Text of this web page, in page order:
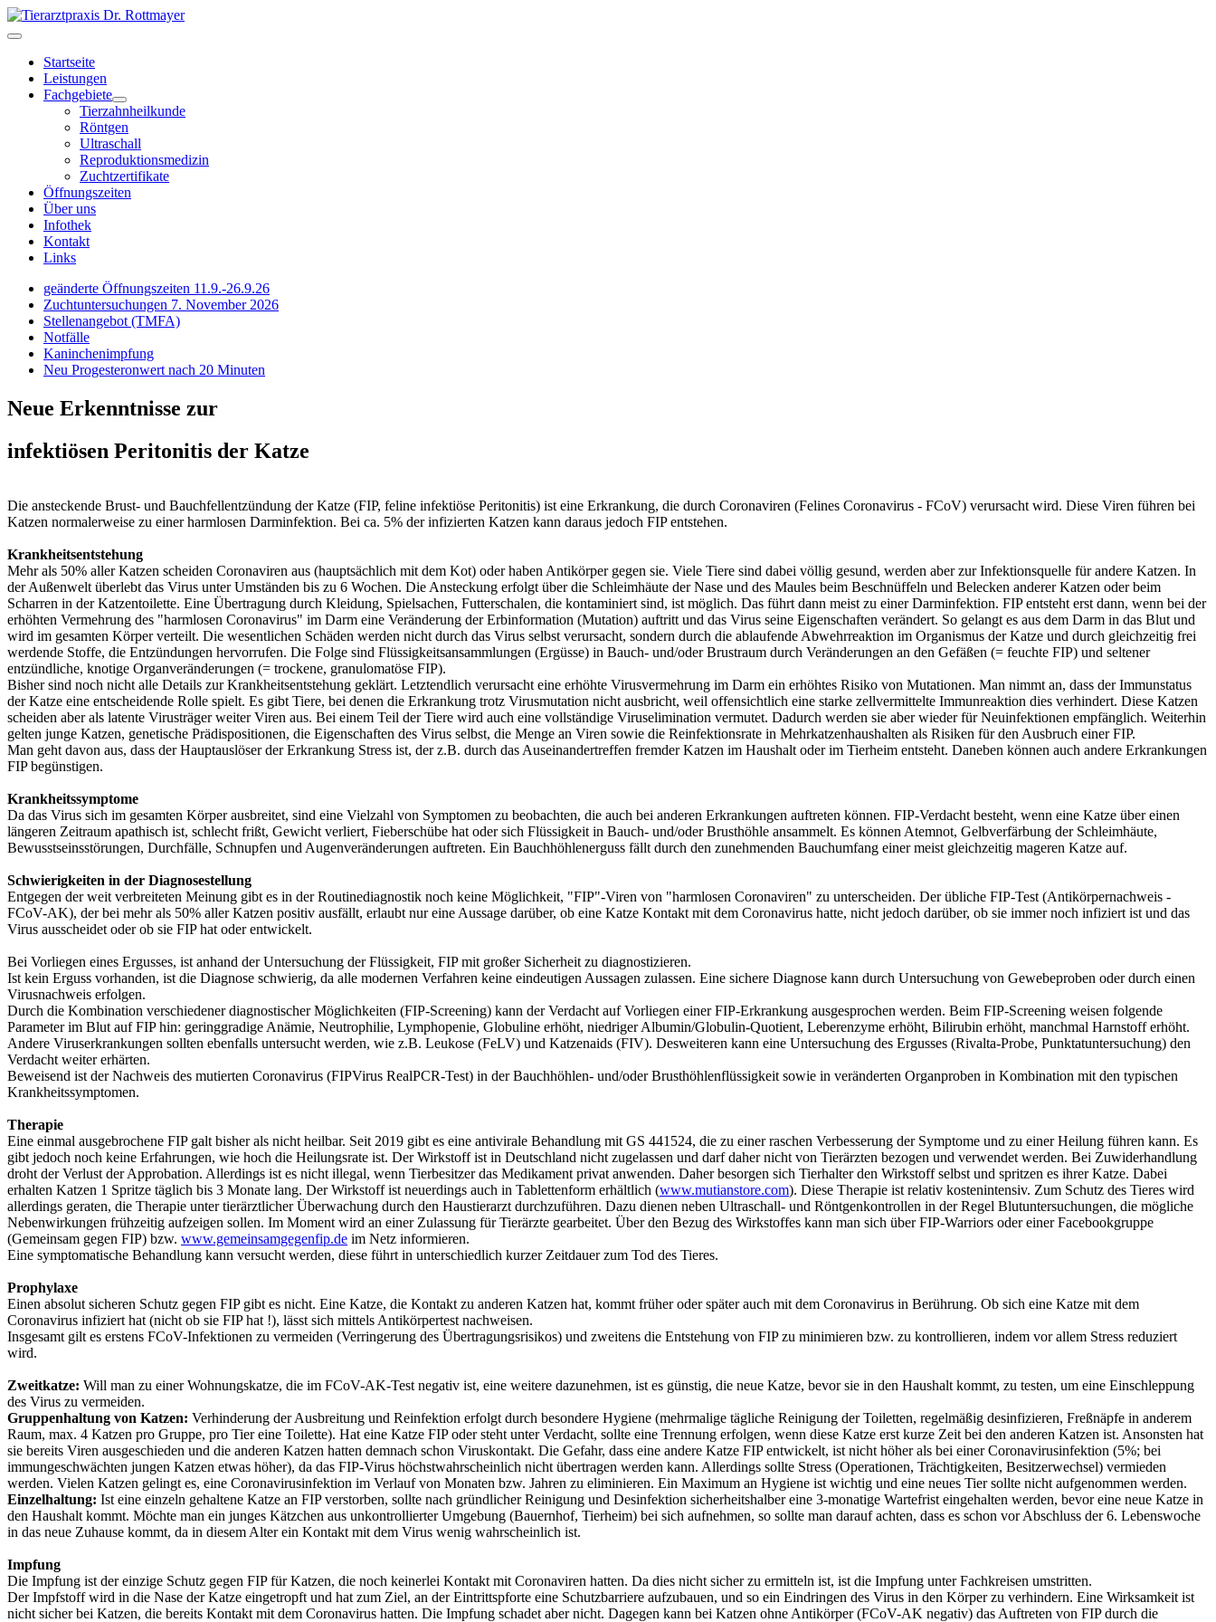
Startseite
Leistungen
Fachgebiete
Tierzahnheilkunde
Röntgen
Ultraschall
Reproduktionsmedizin
Zuchtzertifikate
Öffnungszeiten
Über uns
Infothek
Kontakt
Links
geänderte Öffnungszeiten 11.9.-26.9.26
Zuchtuntersuchungen 7. November 2026
Stellenangebot (TMFA)
Notfälle
Kaninchenimpfung
Neu Progesteronwert nach 20 Minuten
Neue Erkenntnisse zur
infektiösen Peritonitis der Katze
Die ansteckende Brust- und Bauchfellentzündung der Katze (FIP, feline infektiöse Peritonitis) ist eine Erkrankung, die durch Coronaviren (Felines Coronavirus - FCoV) verursacht wird. Diese Viren führen bei
Katzen normalerweise zu einer harmlosen Darminfektion. Bei ca. 5% der infizierten Katzen kann daraus jedoch FIP entstehen.
Krankheitsentstehung
Mehr als 50% aller Katzen scheiden Coronaviren aus (hauptsächlich mit dem Kot) oder haben Antikörper gegen sie. Viele Tiere sind dabei völlig gesund, werden aber zur Infektionsquelle für andere Katzen. In
der Außenwelt überlebt das Virus unter Umständen bis zu 6 Wochen. Die Ansteckung erfolgt über die Schleimhäute der Nase und des Maules beim Beschnüffeln und Belecken anderer Katzen oder beim
Scharren in der Katzentoilette. Eine Übertragung durch Kleidung, Spielsachen, Futterschalen, die kontaminiert sind, ist möglich. Das führt dann meist zu einer Darminfektion. FIP entsteht erst dann, wenn bei der
erhöhten Vermehrung des "harmlosen Coronavirus" im Darm eine Veränderung der Erbinformation (Mutation) auftritt und das Virus seine Eigenschaften verändert. So gelangt es aus dem Darm in das Blut und
wird im gesamten Körper verteilt. Die wesentlichen Schäden werden nicht durch das Virus selbst verursacht, sondern durch die ablaufende Abwehrreaktion im Organismus der Katze und durch gleichzeitig frei
werdende Stoffe, die Entzündungen hervorrufen. Die Folge sind Flüssigkeitsansammlungen (Ergüsse) in Bauch- und/oder Brustraum durch Veränderungen an den Gefäßen (= feuchte FIP) und seltener
entzündliche, knotige Organveränderungen (= trockene, granulomatöse FIP).
Bisher sind noch nicht alle Details zur Krankheitsentstehung geklärt. Letztendlich verursacht eine erhöhte Virusvermehrung im Darm ein erhöhtes Risiko von Mutationen. Man nimmt an, dass der Immunstatus
der Katze eine entscheidende Rolle spielt. Es gibt Tiere, bei denen die Erkrankung trotz Virusmutation nicht ausbricht, weil offensichtlich eine starke zellvermittelte Immunreaktion dies verhindert. Diese Katzen
scheiden aber als latente Virusträger weiter Viren aus. Bei einem Teil der Tiere wird auch eine vollständige Viruselimination vermutet. Dadurch werden sie aber wieder für Neuinfektionen empfänglich. Weiterhin
gelten junge Katzen, genetische Prädispositionen, die Eigenschaften des Virus selbst, die Menge an Viren sowie die Reinfektionsrate in Mehrkatzenhaushalten als Risiken für den Ausbruch einer FIP.
Man geht davon aus, dass der Hauptauslöser der Erkrankung Stress ist, der z.B. durch das Auseinandertreffen fremder Katzen im Haushalt oder im Tierheim entsteht. Daneben können auch andere Erkrankungen
FIP begünstigen.
Krankheitssymptome
Da das Virus sich im gesamten Körper ausbreitet, sind eine Vielzahl von Symptomen zu beobachten, die auch bei anderen Erkrankungen auftreten können. FIP-Verdacht besteht, wenn eine Katze über einen
längeren Zeitraum apathisch ist, schlecht frißt, Gewicht verliert, Fieberschübe hat oder sich Flüssigkeit in Bauch- und/oder Brusthöhle ansammelt. Es können Atemnot, Gelbverfärbung der Schleimhäute,
Bewusstseinsstörungen, Durchfälle, Schnupfen und Augenveränderungen auftreten. Ein Bauchhöhlenerguss fällt durch den zunehmenden Bauchumfang einer meist gleichzeitig mageren Katze auf.
Schwierigkeiten in der Diagnosestellung
Entgegen der weit verbreiteten Meinung gibt es in der Routinediagnostik noch keine Möglichkeit, "FIP"-Viren von "harmlosen Coronaviren" zu unterscheiden. Der übliche FIP-Test (Antikörpernachweis -
FCoV-AK), der bei mehr als 50% aller Katzen positiv ausfällt, erlaubt nur eine Aussage darüber, ob eine Katze Kontakt mit dem Coronavirus hatte, nicht jedoch darüber, ob sie immer noch infiziert ist und das
Virus ausscheidet oder ob sie FIP hat oder entwickelt.
Bei Vorliegen eines Ergusses, ist anhand der Untersuchung der Flüssigkeit, FIP mit großer Sicherheit zu diagnostizieren.
Ist kein Erguss vorhanden, ist die Diagnose schwierig, da alle modernen Verfahren keine eindeutigen Aussagen zulassen. Eine sichere Diagnose kann durch Untersuchung von Gewebeproben oder durch einen
Virusnachweis erfolgen.
Durch die Kombination verschiedener diagnostischer Möglichkeiten (FIP-Screening) kann der Verdacht auf Vorliegen einer FIP-Erkrankung ausgesprochen werden. Beim FIP-Screening weisen folgende
Parameter im Blut auf FIP hin: geringgradige Anämie, Neutrophilie, Lymphopenie, Globuline erhöht, niedriger Albumin/Globulin-Quotient, Leberenzyme erhöht, Bilirubin erhöht, manchmal Harnstoff erhöht.
Andere Viruserkrankungen sollten ebenfalls untersucht werden, wie z.B. Leukose (FeLV) und Katzenaids (FIV). Desweiteren kann eine Untersuchung des Ergusses (Rivalta-Probe, Punktatuntersuchung) den
Verdacht weiter erhärten.
Beweisend ist der Nachweis des mutierten Coronavirus (FIPVirus RealPCR-Test) in der Bauchhöhlen- und/oder Brusthöhlenflüssigkeit sowie in veränderten Organproben in Kombination mit den typischen
Krankheitssymptomen.
Therapie
Eine einmal ausgebrochene FIP galt bisher als nicht heilbar. Seit 2019 gibt es eine antivirale Behandlung mit GS 441524, die zu einer raschen Verbesserung der Symptome und zu einer Heilung führen kann. Es
gibt jedoch noch keine Erfahrungen, wie hoch die Heilungsrate ist. Der Wirkstoff ist in Deutschland nicht zugelassen und darf daher nicht von Tierärzten bezogen und verwendet werden. Bei Zuwiderhandlung
droht der Verlust der Approbation. Allerdings ist es nicht illegal, wenn Tierbesitzer das Medikament privat anwenden. Daher besorgen sich Tierhalter den Wirkstoff selbst und spritzen es ihrer Katze. Dabei
erhalten Katzen 1 Spritze täglich bis 3 Monate lang. Der Wirkstoff ist neuerdings auch in Tablettenform erhältlich (www.mutianstore.com). Diese Therapie ist relativ kostenintensiv. Zum Schutz des Tieres wird
allerdings geraten, die Therapie unter tierärztlicher Überwachung durch den Haustierarzt durchzuführen. Dazu dienen neben Ultraschall- und Röntgenkontrollen in der Regel Blutuntersuchungen, die mögliche
Nebenwirkungen frühzeitig aufzeigen sollen. Im Moment wird an einer Zulassung für Tierärzte gearbeitet. Über den Bezug des Wirkstoffes kann man sich über FIP-Warriors oder einer Facebookgruppe
(Gemeinsam gegen FIP) bzw. www.gemeinsamgegenfip.de im Netz informieren.
Eine symptomatische Behandlung kann versucht werden, diese führt in unterschiedlich kurzer Zeitdauer zum Tod des Tieres.
Prophylaxe
Einen absolut sicheren Schutz gegen FIP gibt es nicht. Eine Katze, die Kontakt zu anderen Katzen hat, kommt früher oder später auch mit dem Coronavirus in Berührung. Ob sich eine Katze mit dem
Coronavirus infiziert hat (nicht ob sie FIP hat !), lässt sich mittels Antikörpertest nachweisen.
Insgesamt gilt es erstens FCoV-Infektionen zu vermeiden (Verringerung des Übertragungsrisikos) und zweitens die Entstehung von FIP zu minimieren bzw. zu kontrollieren, indem vor allem Stress reduziert
wird.
Zweitkatze: Will man zu einer Wohnungskatze, die im FCoV-AK-Test negativ ist, eine weitere dazunehmen, ist es günstig, die neue Katze, bevor sie in den Haushalt kommt, zu testen, um eine Einschleppung
des Virus zu vermeiden.
Gruppenhaltung von Katzen: Verhinderung der Ausbreitung und Reinfektion erfolgt durch besondere Hygiene (mehrmalige tägliche Reinigung der Toiletten, regelmäßig desinfizieren, Freßnäpfe in anderem
Raum, max. 4 Katzen pro Gruppe, pro Tier eine Toilette). Hat eine Katze FIP oder steht unter Verdacht, sollte eine Trennung erfolgen, wenn diese Katze erst kurze Zeit bei den anderen Katzen ist. Ansonsten hat
sie bereits Viren ausgeschieden und die anderen Katzen hatten demnach schon Viruskontakt. Die Gefahr, dass eine andere Katze FIP entwickelt, ist nicht höher als bei einer Coronavirusinfektion (5%; bei
immungeschwächten jungen Katzen etwas höher), da das FIP-Virus höchstwahrscheinlich nicht übertragen werden kann. Allerdings sollte Stress (Operationen, Trächtigkeiten, Besitzerwechsel) vermieden
werden. Vielen Katzen gelingt es, eine Coronavirusinfektion im Verlauf von Monaten bzw. Jahren zu eliminieren. Ein Maximum an Hygiene ist wichtig und eine neues Tier sollte nicht aufgenommen werden.
Einzelhaltung: Ist eine einzeln gehaltene Katze an FIP verstorben, sollte nach gründlicher Reinigung und Desinfektion sicherheitshalber eine 3-monatige Wartefrist eingehalten werden, bevor eine neue Katze in
den Haushalt kommt. Möchte man ein junges Kätzchen aus unkontrollierter Umgebung (Bauernhof, Tierheim) bei sich aufnehmen, so sollte man darauf achten, dass es schon vor Abschluss der 6. Lebenswoche
in das neue Zuhause kommt, da in diesem Alter ein Kontakt mit dem Virus wenig wahrscheinlich ist.
Impfung
Die Impfung ist der einzige Schutz gegen FIP für Katzen, die noch keinerlei Kontakt mit Coronaviren hatten. Da dies nicht sicher zu ermitteln ist, ist die Impfung unter Fachkreisen umstritten.
Der Impfstoff wird in die Nase der Katze eingetropft und hat zum Ziel, an der Eintrittspforte eine Schutzbarriere aufzubauen, und so ein Eindringen des Virus in den Körper zu verhindern. Eine Wirksamkeit ist
nicht sicher bei Katzen, die bereits Kontakt mit dem Coronavirus hatten. Die Impfung schadet aber nicht. Dagegen kann bei Katzen ohne Antikörper (FCoV-AK negativ) das Auftreten von FIP durch die